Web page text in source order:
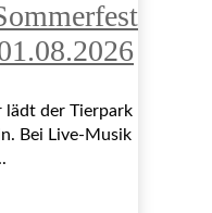
lädt der Tierpark
Bei Live-Musik